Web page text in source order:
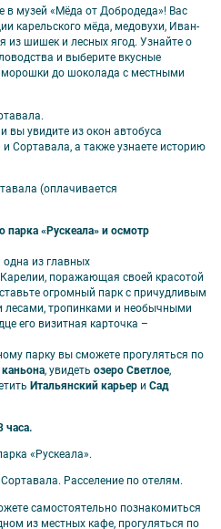
гнездо, Kaunis.
в Приозерск «Легенды
«Дорога в страну
«Рускеала» с аттестованным
водопадов»: экотропа,
водяная мельница и
встреча с оленями, лосями и
по выбранной программе;
автобусе (вместимость
группы);
гида на протяжении
(1 ночь);
шунгита с дегустацией
в музей «Мёда от Добродеда»! Вас
карельского мёда, медовухи, Иван-
из шишек и лесных ягод. Узнайте о
и выберите вкусные
морошки до шоколада с местными
вы увидите из окон автобуса
Сортавала, а также узнаете историю
(оплачивается
парка «Рускеала» и осмотр
одна из главных
поражающая своей красотой
огромный парк с причудливым
лесами, тропинками и необычными
его визитная карточка –
парку вы сможете прогуляться по
, увидеть озеро Светлое,
Итальянский карьер и Сад
часа.
«Рускеала».
Расселение по отелям.
самостоятельно познакомиться
из местных кафе, прогуляться по